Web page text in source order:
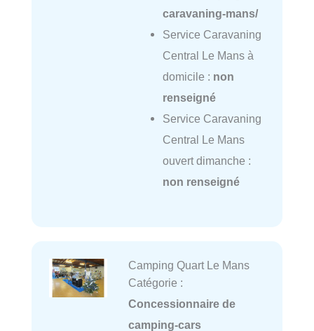
caravaning-mans/
Service Caravaning
Central Le Mans à
domicile : non
renseigné
Service Caravaning
Central Le Mans
ouvert dimanche :
non renseigné
Camping Quart Le Mans
Catégorie :
Concessionnaire de
camping-cars